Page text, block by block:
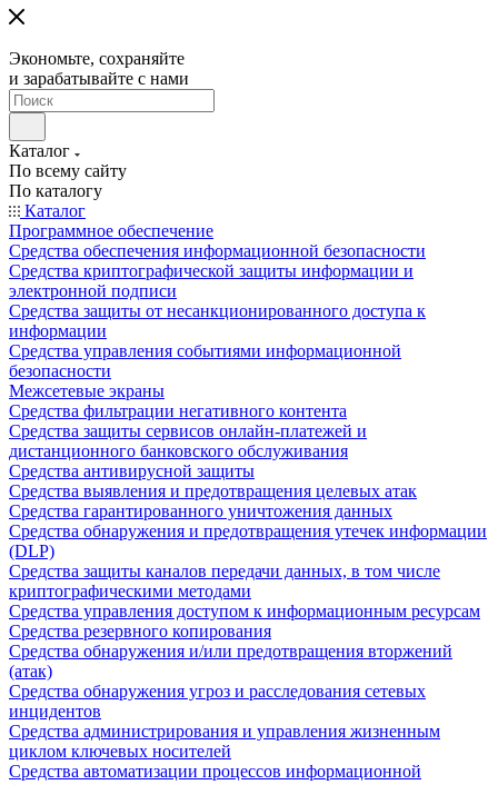
Экономьте, сохраняйте
и зарабатывайте с нами
Каталог
По всему сайту
По каталогу
Каталог
Программное обеспечение
Средства обеспечения информационной безопасности
Средства криптографической защиты информации и
электронной подписи
Средства защиты от несанкционированного доступа к
информации
Средства управления событиями информационной
безопасности
Межсетевые экраны
Средства фильтрации негативного контента
Средства защиты сервисов онлайн-платежей и
дистанционного банковского обслуживания
Средства антивирусной защиты
Средства выявления и предотвращения целевых атак
Средства гарантированного уничтожения данных
Средства обнаружения и предотвращения утечек информации
(DLP)
Средства защиты каналов передачи данных, в том числе
криптографическими методами
Средства управления доступом к информационным ресурсам
Средства резервного копирования
Средства обнаружения и/или предотвращения вторжений
(атак)
Средства обнаружения угроз и расследования сетевых
инцидентов
Средства администрирования и управления жизненным
циклом ключевых носителей
Средства автоматизации процессов информационной